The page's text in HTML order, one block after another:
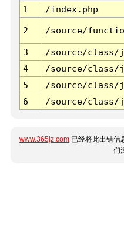
1
/index.php
2 /source/
3 /source/class/
4
/source/class/
5
/source/class/
6
/source/class/
www.365jz.com 已经将此出错信
们